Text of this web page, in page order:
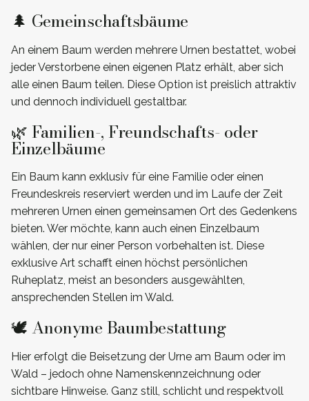
🌲 Gemeinschaftsbäume
An einem Baum werden mehrere Urnen bestattet, wobei
jeder Verstorbene einen eigenen Platz erhält, aber sich
alle einen Baum teilen. Diese Option ist preislich attraktiv
und dennoch individuell gestaltbar.
🌿 Familien-, Freundschafts- oder
Einzelbäume
Ein Baum kann exklusiv für eine Familie oder einen
Freundeskreis reserviert werden und im Laufe der Zeit
mehreren Urnen einen gemeinsamen Ort des Gedenkens
bieten. Wer möchte, kann auch einen Einzelbaum
wählen, der nur einer Person vorbehalten ist. Diese
exklusive Art schafft einen höchst persönlichen
Ruheplatz, meist an besonders ausgewählten,
ansprechenden Stellen im Wald.
🕊️ Anonyme Baumbestattung
Hier erfolgt die Beisetzung der Urne am Baum oder im
Wald – jedoch ohne Namenskennzeichnung oder
sichtbare Hinweise. Ganz still, schlicht und respektvoll